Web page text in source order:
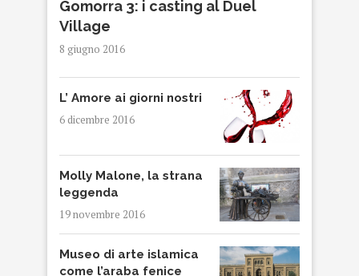
Gomorra 3: i casting al Duel
Village
8 giugno 2016
L’ Amore ai giorni nostri
6 dicembre 2016
Molly Malone, la strana
leggenda
19 novembre 2016
Museo di arte islamica
come l’araba fenice